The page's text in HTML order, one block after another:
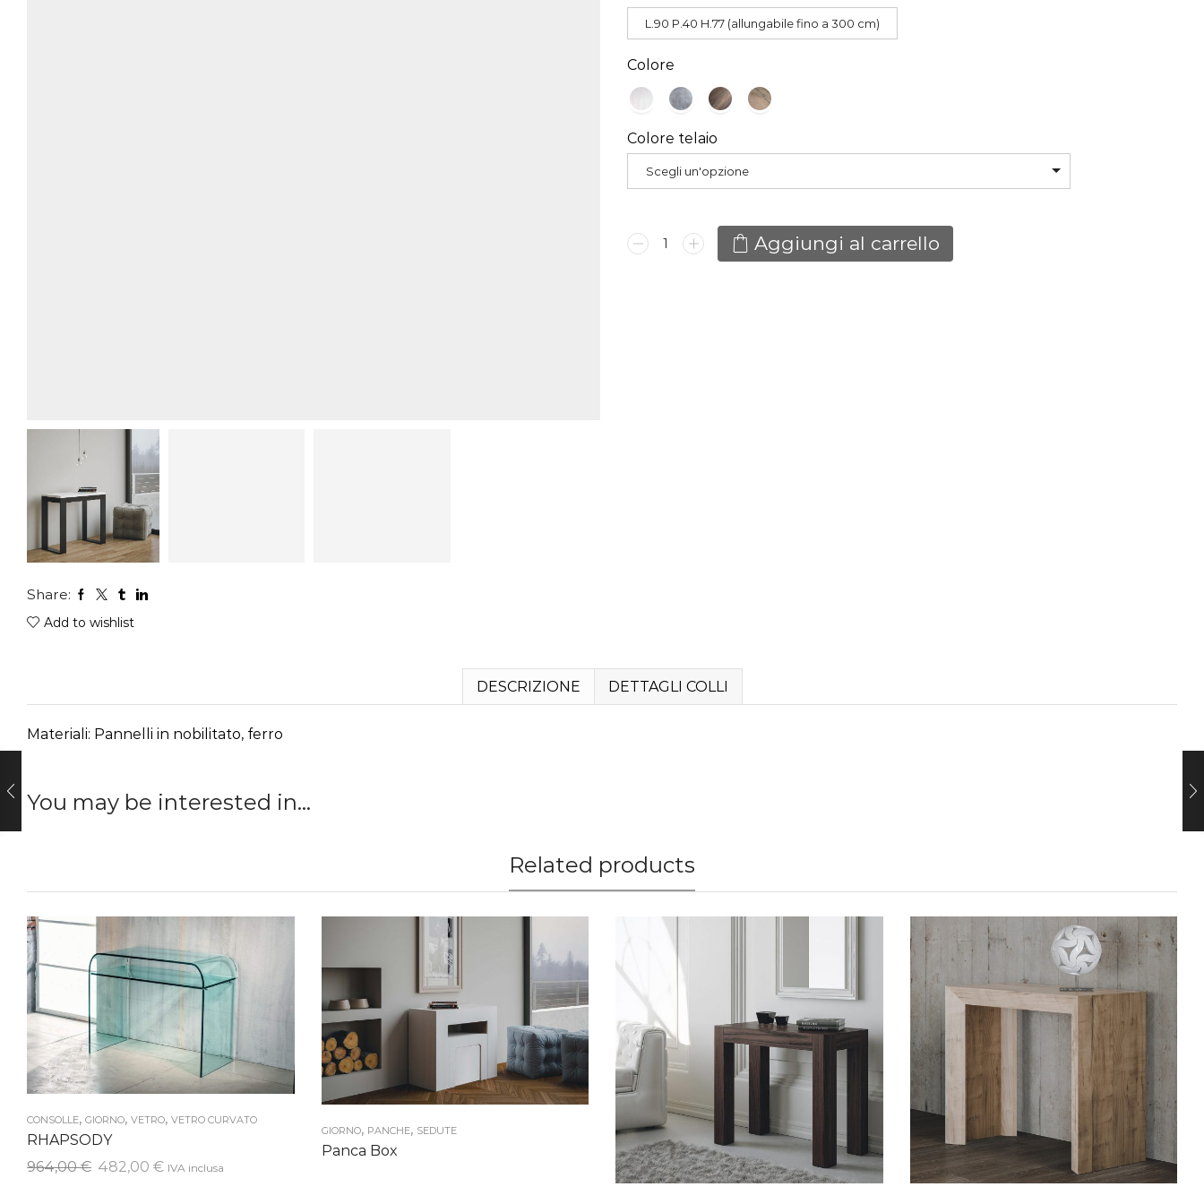
era:
è:
L.90 P.40 H.77 (allungabile fino a 300 cm)
Colore
Colore telaio
Scegli un'opzione
Consolle
Tecno
Aggiungi al carrello
Share:
Add to wishlist
DESCRIZIONE DETTAGLI COLLI
Materiali: Pannelli in nobilitato, ferro
You may be interested in…
Related products
CONSOLLE, GIORNO, VETRO, VETRO CURVATO
RHAPSODY
964,00€ Il
482,00 €IlIVA inclusa
GIORNO, PANCHE, SEDUTE
Panca Box